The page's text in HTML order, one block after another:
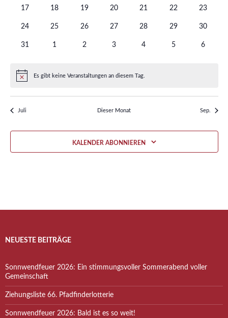
017
018
019
0
20
0
21
0
22
0
23
0
24
0
25
0
26
0
27
0
28
0
29
0
30
0
31
01
0
2
0
3
0
4
0
5
0
6
Hinweis
Es gibt keine Veranstaltungen an diesem Tag.
Juli Dieser Monat Sep.
KALENDER ABONNIEREN
NEUESTE BEITRÄGE
Sonnwendfeuer 2026: Ein stimmungsvoller Sommerabend voller
Gemeinschaft
Ziehungsliste 66. Pfadfinderlotterie
Sonnwendfeuer 2026: Bald ist es so weit!